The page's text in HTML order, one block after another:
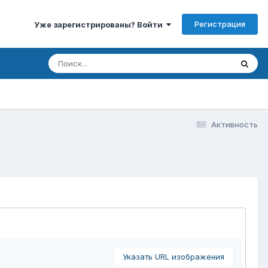
Уже зарегистрированы? Войти Регистрация
Активность
Указать URL изображения